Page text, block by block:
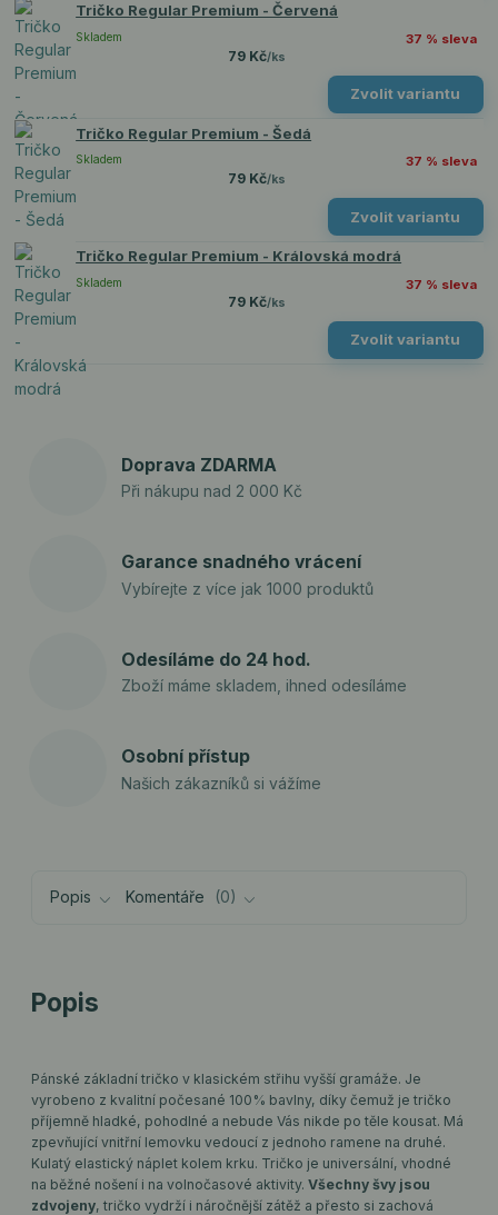
Tričko Regular Premium - Červená
37 % sleva
79 Kč/ks
Skladem
Zvolit variantu
Tričko Regular Premium - Šedá
37 % sleva
79 Kč/ks
Skladem
Zvolit variantu
Tričko Regular Premium - Královská modrá
37 % sleva
79 Kč/ks
Skladem
Zvolit variantu
Doprava ZDARMA
Při nákupu nad 2 000 Kč
Garance snadného vrácení
Vybírejte z více jak 1000 produktů
Odesíláme do 24 hod.
Zboží máme skladem, ihned odesíláme
Osobní přístup
Našich zákazníků si vážíme
Popis Komentáře 0
Popis
Pánské základní tričko v klasickém střihu vyšší gramáže. Je
vyrobeno z kvalitní počesané 100% bavlny, díky čemuž je tričko
příjemně hladké, pohodlné a nebude Vás nikde po těle kousat. Má
zpevňující vnitřní lemovku vedoucí z jednoho ramene na druhé.
Kulatý elastický náplet kolem krku. Tričko je universální, vhodné
na běžné nošení i na volnočasové aktivity.Všechny švy jsou
zdvojeny, tričko vydrží i náročnější zátěž a přesto si zachová